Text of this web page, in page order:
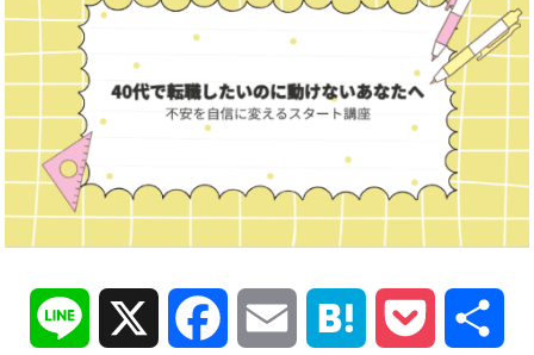
Line Facebook Email Hatena Pocket